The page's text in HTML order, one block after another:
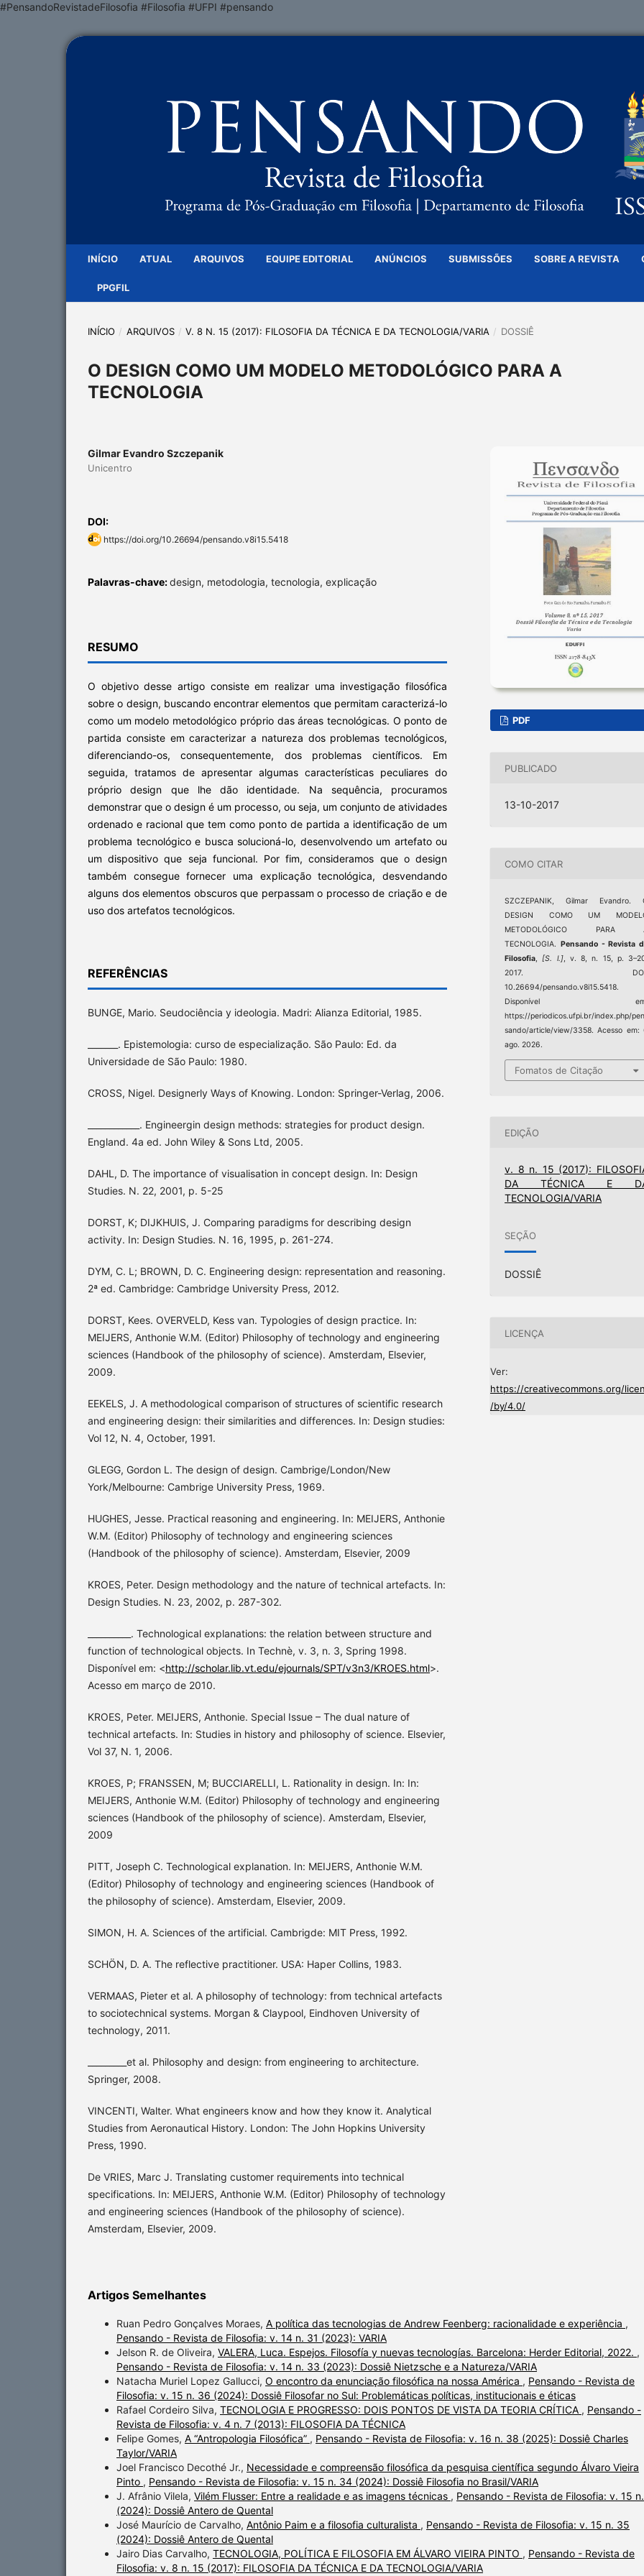
#PensandoRevistadeFilosofia #Filosofia #UFPI #pensando
INÍCIO ATUAL ARQUIVOS EQUIPE EDITORIAL ANÚNCIOS SUBMISSÕES SOBRE A REVISTA
PPGFIL
INÍCIO / ARQUIVOS / V. 8 N. 15 (2017): FILOSOFIA DA TÉCNICA E DA TECNOLOGIA/VARIA / DOSSIÊ
O DESIGN COMO UM MODELO METODOLÓGICO PARA A
TECNOLOGIA
Gilmar Evandro Szczepanik
Unicentro
DOI:
https://doi.org/10.26694/pensando.v8i15.5418
Palavras-chave:design, metodologia, tecnologia, explicação
RESUMO
O objetivo desse artigo consiste em realizar uma investigação filosófica
sobre o design, buscando encontrar elementos que permitam caracterizá-lo
como um modelo metodológico próprio das áreas tecnológicas. O ponto de
partida consiste em caracterizar a natureza dos problemas tecnológicos,
diferenciando-os, consequentemente, dos problemas científicos. Em
seguida, tratamos de apresentar algumas características peculiares do
próprio design que lhe dão identidade. Na sequência, procuramos
demonstrar que o design é um processo, ou seja, um conjunto de atividades
ordenado e racional que tem como ponto de partida a identificação de um
problema tecnológico e busca solucioná-lo, desenvolvendo um artefato ou
um dispositivo que seja funcional. Por fim, consideramos que o design
também consegue fornecer uma explicação tecnológica, desvendando
alguns dos elementos obscuros que perpassam o processo de criação e de
uso dos artefatos tecnológicos.
REFERÊNCIAS
BUNGE, Mario. Seudociência y ideologia. Madri: Alianza Editorial, 1985.
_______. Epistemologia: curso de especialização. São Paulo: Ed. da
Universidade de São Paulo: 1980.
CROSS, Nigel. Designerly Ways of Knowing. London: Springer-Verlag, 2006.
____________. Engineergin design methods: strategies for product design.
England. 4a ed. John Wiley & Sons Ltd, 2005.
DAHL, D. The importance of visualisation in concept design. In: Design
Studies. N. 22, 2001, p. 5-25
DORST, K; DIJKHUIS, J. Comparing paradigms for describing design
activity. In: Design Studies. N. 16, 1995, p. 261-274.
DYM, C. L; BROWN, D. C. Engineering design: representation and reasoning.
2ª ed. Cambridge: Cambridge University Press, 2012.
DORST, Kees. OVERVELD, Kess van. Typologies of design practice. In:
MEIJERS, Anthonie W.M. (Editor) Philosophy of technology and engineering
sciences (Handbook of the philosophy of science). Amsterdam, Elsevier,
2009.
EEKELS, J. A methodological comparison of structures of scientific research
and engineering design: their similarities and differences. In: Design studies:
Vol 12, N. 4, October, 1991.
GLEGG, Gordon L. The design of design. Cambrige/London/New
York/Melbourne: Cambrige University Press, 1969.
HUGHES, Jesse. Practical reasoning and engineering. In: MEIJERS, Anthonie
W.M. (Editor) Philosophy of technology and engineering sciences
(Handbook of the philosophy of science). Amsterdam, Elsevier, 2009
KROES, Peter. Design methodology and the nature of technical artefacts. In:
Design Studies. N. 23, 2002, p. 287-302.
__________. Technological explanations: the relation between structure and
function of technological objects. In Technè, v. 3, n. 3, Spring 1998.
Disponível em: <http://scholar.lib.vt.edu/ejournals/SPT/v3n3/KROES.html>.
Acesso em março de 2010.
KROES, Peter. MEIJERS, Anthonie. Special Issue – The dual nature of
technical artefacts. In: Studies in history and philosophy of science. Elsevier,
Vol 37, N. 1, 2006.
KROES, P; FRANSSEN, M; BUCCIARELLI, L. Rationality in design. In: In:
MEIJERS, Anthonie W.M. (Editor) Philosophy of technology and engineering
sciences (Handbook of the philosophy of science). Amsterdam, Elsevier,
2009
PITT, Joseph C. Technological explanation. In: MEIJERS, Anthonie W.M.
(Editor) Philosophy of technology and engineering sciences (Handbook of
the philosophy of science). Amsterdam, Elsevier, 2009.
SIMON, H. A. Sciences of the artificial. Cambrigde: MIT Press, 1992.
SCHÖN, D. A. The reflective practitioner. USA: Haper Collins, 1983.
VERMAAS, Pieter et al. A philosophy of technology: from technical artefacts
to sociotechnical systems. Morgan & Claypool, Eindhoven University of
technology, 2011.
_________et al. Philosophy and design: from engineering to architecture.
Springer, 2008.
VINCENTI, Walter. What engineers know and how they know it. Analytical
Studies from Aeronautical History. London: The John Hopkins University
Press, 1990.
De VRIES, Marc J. Translating customer requirements into technical
specifications. In: MEIJERS, Anthonie W.M. (Editor) Philosophy of technology
and engineering sciences (Handbook of the philosophy of science).
Amsterdam, Elsevier, 2009.
PDF
PUBLICADO
13-10-2017
COMO CITAR
SZCZEPANIK, Gilmar Evandro.
DESIGN COMO UM
METODOLÓGICO PARA
TECNOLOGIA. Pensando - Revista
Filosofia
[S. l.], v. 8, n. 15, p.
2017.
10.26694/pensando.v8i15.5418.
Disponível
https://periodicos.ufpi.br/index.php/
sando/article/view/3358. Acesso em:
ago. 2026.
Fomatos de Citação
EDIÇÃO
v. 8 n. 15 (2017):
DA TÉCNICA E
TECNOLOGIA/VARIA
SEÇÃO
DOSSIÊ
LICENÇA
Ver:
https://creativecommons.org/
/by/4.0/
Artigos Semelhantes
Ruan Pedro Gonçalves Moraes, A política das tecnologias de Andrew Feenberg: racionalidade e experiência ,
Pensando - Revista de Filosofia: v. 14 n. 31 (2023): VARIA
Jelson R. de Oliveira, VALERA, Luca. Espejos. Filosofía y nuevas tecnologías. Barcelona: Herder Editorial, 2022. ,
Pensando - Revista de Filosofia: v. 14 n. 33 (2023): Dossiê Nietzsche e a Natureza/VARIA
Natacha Muriel Lopez Gallucci, O encontro da enunciação filosófica na nossa América , Pensando - Revista de
Filosofia: v. 15 n. 36 (2024): Dossiê Filosofar no Sul: Problemáticas políticas, institucionais e éticas
Rafael Cordeiro Silva, TECNOLOGIA E PROGRESSO: DOIS PONTOS DE VISTA DA TEORIA CRÍTICA , Pensando -
Revista de Filosofia: v. 4 n. 7 (2013): FILOSOFIA DA TÉCNICA
Felipe Gomes, A “Antropologia Filosófica” , Pensando - Revista de Filosofia: v. 16 n. 38 (2025): Dossiê Charles
Taylor/VARIA
Joel Francisco Decothé Jr., Necessidade e compreensão filosófica da pesquisa científica segundo Álvaro Vieira
Pinto , Pensando - Revista de Filosofia: v. 15 n. 34 (2024): Dossiê Filosofia no Brasil/VARIA
J. Afrânio Vilela, Vilém Flusser: Entre a realidade e as imagens técnicas , Pensando - Revista de Filosofia: v. 15
(2024): Dossiê Antero de Quental
José Maurício de Carvalho, Antônio Paim e a filosofia culturalista , Pensando - Revista de Filosofia: v. 15 n. 35
(2024): Dossiê Antero de Quental
Jairo Dias Carvalho, TECNOLOGIA, POLÍTICA E FILOSOFIA EM ÁLVARO VIEIRA PINTO , Pensando - Revista de
Filosofia: v. 8 n. 15 (2017): FILOSOFIA DA TÉCNICA E DA TECNOLOGIA/VARIA